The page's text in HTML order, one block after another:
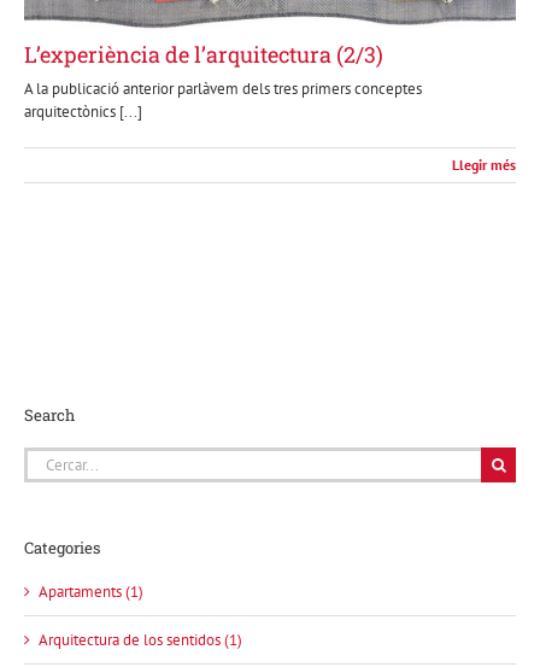
L’experiència de l’arquitectura (2/3)
A la publicació anterior parlàvem dels tres primers conceptes
arquitectònics [...]
Llegir més
Search
Cerca
…
Categories
Apartaments (1)
Arquitectura de los sentidos (1)